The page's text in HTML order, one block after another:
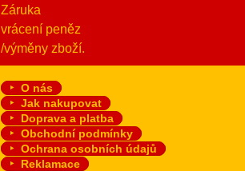
Záruka
vrácení peněz
/výměny zboží.
O nás
Jak nakupovat
Doprava a platba
Obchodní podmínky
Ochrana osobních údajů
Reklamace